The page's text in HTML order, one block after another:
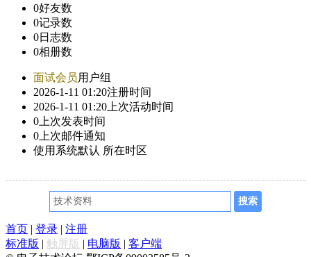
0好友数
0记录数
0日志数
0相册数
面试会员用户组
2026-1-11 01:20注册时间
2026-1-11 01:20 上次活动时间
0 上次发表时间
0 上次邮件通知
使用系统默认 所在时区
首页 | 登录 | 注册
标准版 | 触屏版 | 电脑版 | 客户端